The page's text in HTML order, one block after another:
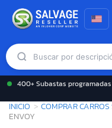
400+ Subastas
INICIO COMPRAR CARROS
ENVOY